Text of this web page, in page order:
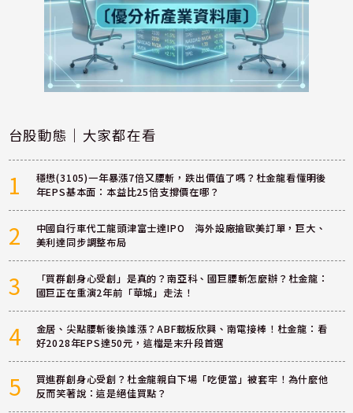
台股動態｜大家都在看
1
穩懋(3105)一年暴漲7倍又腰斬，跌出價值了嗎？杜金龍看懂明後
年EPS基本面：本益比25倍支撐價在哪？
2
中國自行車代工龍頭津富士達IPO 海外設廠搶歐美訂單，巨大、
美利達同步調整布局
3
「買群創身心受創」是真的？南亞科、國巨腰斬怎麼辦？杜金龍：
國巨正在重演2年前「華城」走法！
4
金居、尖點腰斬後換誰漲？ABF載板欣興、南電接棒！杜金龍：看
好2028年EPS達50元，這檔是末升段首選
5
買進群創身心受創？杜金龍親自下場「吃便當」被套牢！為什麼他
反而笑著說：這是絕佳買點？